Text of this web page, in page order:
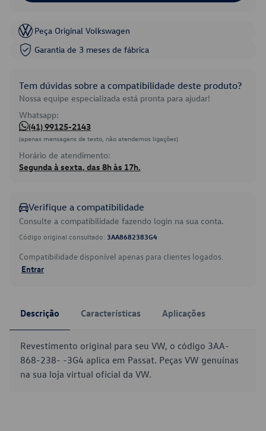
Peça Original Volkswagen
Garantia de 3 meses de fábrica
Tem dúvidas sobre a compatibilidade deste produto?
Nossa equipe especializada está pronta para ajudar!
Whatsapp:
(41) 99125-2143
(apenas mensagens de texto, não atendemos ligações)
Horário de atendimento:
Segunda à sexta, das 8h às 17h.
Verifique a compatibilidade
Consulte a compatibilidade fazendo login na sua conta.
Código original consultado: 3AA8682383G4
Compatibilidade disponível apenas para clientes logados.
Entrar
Descrição Características Aplicações
Revestimento original para seu VW, o código 3AA-
868-238- -3G4 aplica em Passat. Peças VW genuínas
na sua loja virtual oficial da VW.